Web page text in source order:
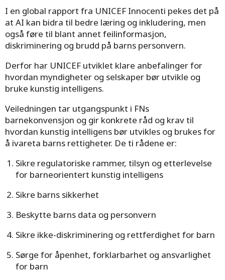
I en global rapport fra UNICEF Innocenti pekes det på
at AI kan bidra til bedre læring og inkludering, men
også føre til blant annet feilinformasjon,
diskriminering og brudd på barns personvern.
Derfor har UNICEF utviklet klare anbefalinger for
hvordan myndigheter og selskaper bør utvikle og
bruke kunstig intelligens.
Veiledningen tar utgangspunkt i FNs
barnekonvensjon og gir konkrete råd og krav til
hvordan kunstig intelligens bør utvikles og brukes for
å ivareta barns rettigheter. De ti rådene er:
Sikre regulatoriske rammer, tilsyn og etterlevelse
for barneorientert kunstig intelligens
Sikre barns sikkerhet
Beskytte barns data og personvern
Sikre ikke-diskriminering og rettferdighet for barn
Sørge for åpenhet, forklarbarhet og ansvarlighet
for barn